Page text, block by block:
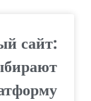
сайт: